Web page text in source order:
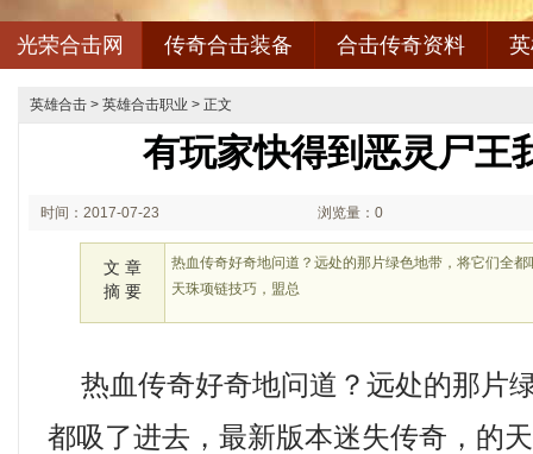
光荣合击网 传奇合击装备 合击传奇资料
英雄合击 > 英雄合击职业 > 正文
有玩家快得到恶灵尸王
时间：2017-07-23 浏览量：0
文 章
摘 要
热血传奇好奇地问道？远处的那片绿色地带，将它们全
天珠项链技巧，盟总
热血传奇好奇地问道？远处的那片
都吸了进去，最新版本迷失传奇，的